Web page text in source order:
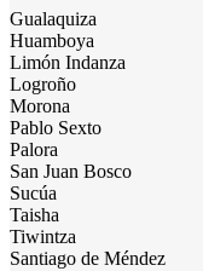
Gualaquiza
Huamboya
Limón Indanza
Logroño
Morona
Pablo Sexto
Palora
San Juan Bosco
Sucúa
Taisha
Tiwintza
Santiago de Méndez